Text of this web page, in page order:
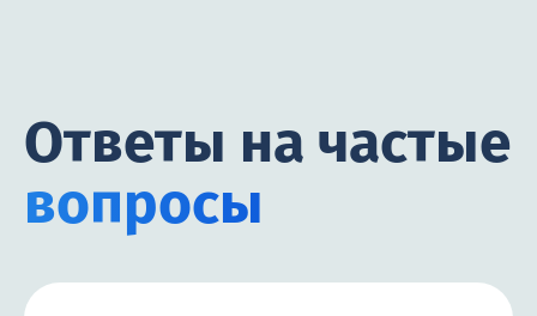
Ответы на частые
вопросы